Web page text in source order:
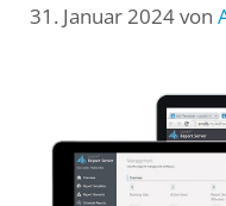
31. Januar 2024von